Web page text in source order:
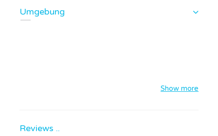
Umgebung
Show more
Reviews ..